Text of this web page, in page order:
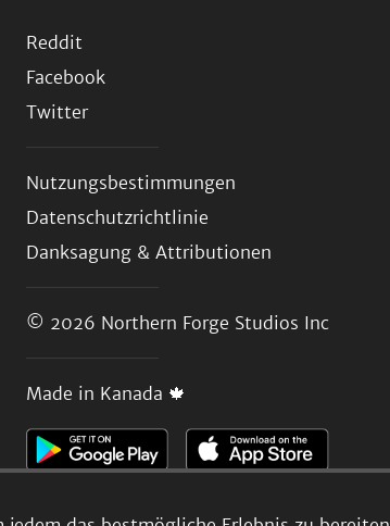
Reddit
Facebook
Twitter
Nutzungsbestimmungen
Datenschutzrichtlinie
Danksagung & Attributionen
© 2026 Northern Forge Studios Inc
Made in Kanada 🍁